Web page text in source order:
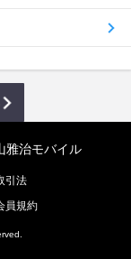
雅治モバイル
引法
員規約